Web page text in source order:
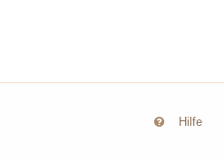
Hilfe